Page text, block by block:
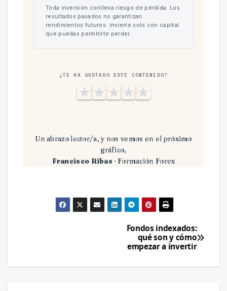
Toda inversión conlleva riesgo de pérdida. Los
resultados pasados no garantizan
rendimientos futuros: invierte solo con capital
que puedas permitirte perder.
¿TE HA GUSTADO ESTE CONTENIDO?
★ ★ ★ ★ ★
Un abrazo lector/a, y nos vemos en el próximo
gráfico,
Francisco Ribas · Formación Forex
entradas
Fondos indexados:
qué son y cómo
empezar a invertir